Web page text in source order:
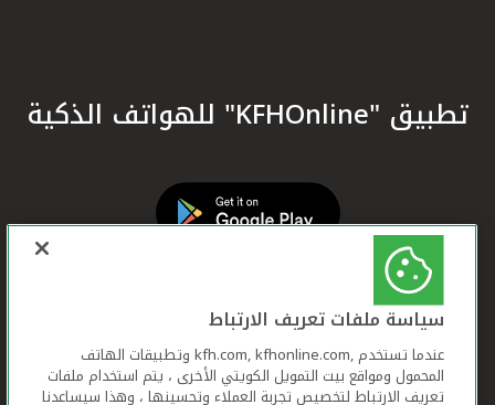
تطبيق "KFHOnline" للهواتف الذكية
سياسة ملفات تعريف الارتباط
عندما تستخدم ,kfh.com, kfhonline.com وتطبيقات الهاتف
المحمول ومواقع بيت التمويل الكويتي الأخرى ، يتم استخدام ملفات
تعريف الارتباط لتخصيص تجربة العملاء وتحسينها ، وهذا سيساعدنا